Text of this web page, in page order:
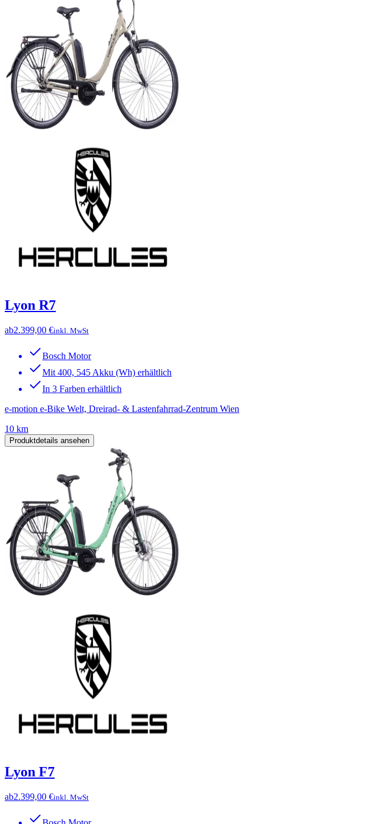
Lyon R7
ab2.399,00 €inkl. MwSt
Bosch Motor
Mit 400, 545 Akku (Wh) erhältlich
In 3 Farben erhältlich
e-motion e-Bike Welt, Dreirad- & Lastenfahrrad-Zentrum Wien
10 km
Produktdetails ansehen
Lyon F7
ab2.399,00 €inkl. MwSt